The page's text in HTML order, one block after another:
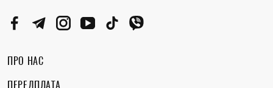
ПРО НАС
ПЕРЕДПЛАТА